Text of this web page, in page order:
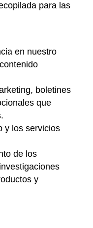
para las
en nuestro
boletines
que
y los servicios
de los
y